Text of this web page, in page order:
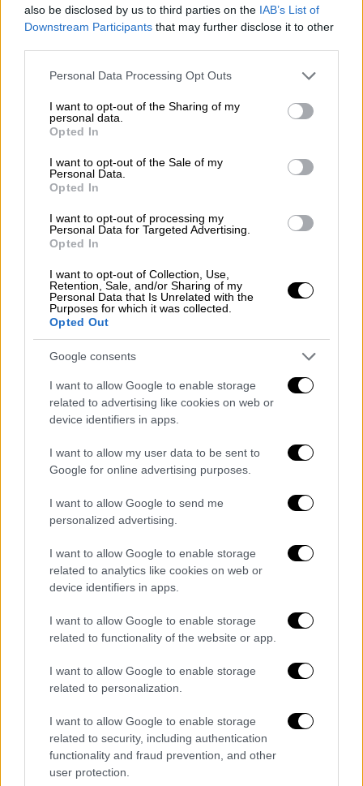
also be disclosed by us to third parties on the IAB’s List of
Downstream Participants that may further disclose it to other
Please note that this website/app uses one or more Google
not limited to your visit or usage behaviour. You may click to
grant or deny consent to Google and its third-party tags to
use your data for below specified purposes in below Google
consent section.
Personal Data Processing Opt Outs
I want to opt-out of the Sharing of my
personal data.
Opted In
I want to opt-out of the Sale of my
Personal Data.
Opted In
I want to opt-out of processing my
Personal Data for Targeted Advertising.
Opted In
I want to opt-out of Collection, Use,
Retention, Sale, and/or Sharing of my
Personal Data that Is Unrelated with the
Purposes for which it was collected.
Opted Out
Google consents
I want to allow Google to enable storage
related to advertising like cookies on web or
device identifiers in apps.
I want to allow my user data to be sent to
Google for online advertising purposes.
I want to allow Google to send me
personalized advertising.
I want to allow Google to enable storage
related to analytics like cookies on web or
device identifiers in apps.
I want to allow Google to enable storage
related to functionality of the website or app.
I want to allow Google to enable storage
related to personalization.
I want to allow Google to enable storage
related to security, including authentication
functionality and fraud prevention, and other
user protection.
Ελλάδα|05.07.2024 22:17
Λασίθι: Θρήνος στην κηδεία του
36χρονου που πέθανε από μπαλωθιές -
Απαρηγόρητοι συγγενείς και φίλοι
Θλίψη επικρατεί στην Ιεράπετρα για τον
θάνατο του 36χρονου Γιώργου Νταγιάκου
Ελλάδα|04.07.2024 08:16
Λασίθι: Παραδόθηκε ο άνδρας που
σκότωσε τον μπατζανάκη του με
μπαλωθιές - Eίχαν καταναλώσει μεγάλη
ποσότητα αλκοόλ